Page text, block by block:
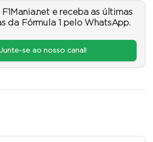
e receba as últimas
da Fórmula 1 pelo WhatsApp.
se ao nosso canal!